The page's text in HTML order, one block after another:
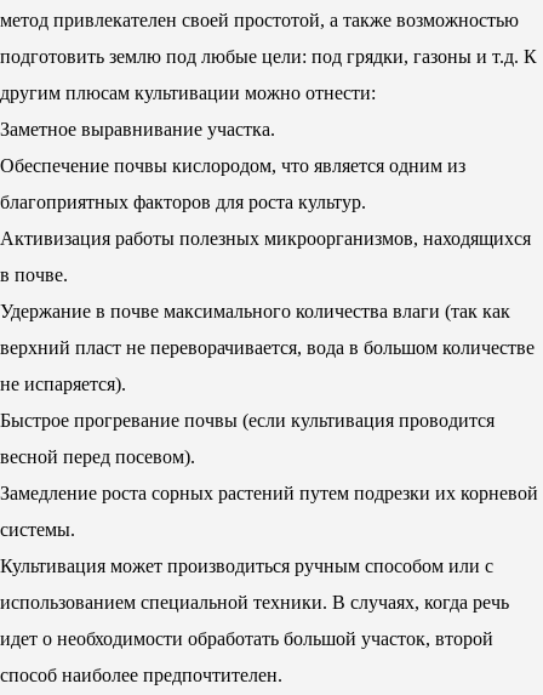
метод привлекателен своей простотой, а также возможностью
подготовить землю под любые цели: под грядки, газоны и т.д. К
другим плюсам культивации можно отнести:
Заметное выравнивание участка.
Обеспечение почвы кислородом, что является одним из
благоприятных факторов для роста культур.
Активизация работы полезных микроорганизмов, находящихся
в почве.
Удержание в почве максимального количества влаги (так как
верхний пласт не переворачивается, вода в большом количестве
не испаряется).
Быстрое прогревание почвы (если культивация проводится
весной перед посевом).
Замедление роста сорных растений путем подрезки их корневой
системы.
Культивация может производиться ручным способом или с
использованием специальной техники. В случаях, когда речь
идет о необходимости обработать большой участок, второй
способ наиболее предпочтителен.